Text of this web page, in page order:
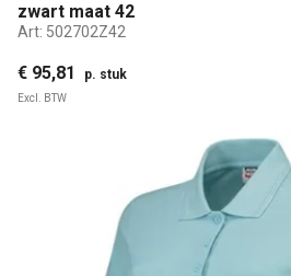
zwart maat 42
Art: 502702Z42
€ 95,81 p. stuk
Excl. BTW